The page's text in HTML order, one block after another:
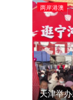
两岸港澳
天津举